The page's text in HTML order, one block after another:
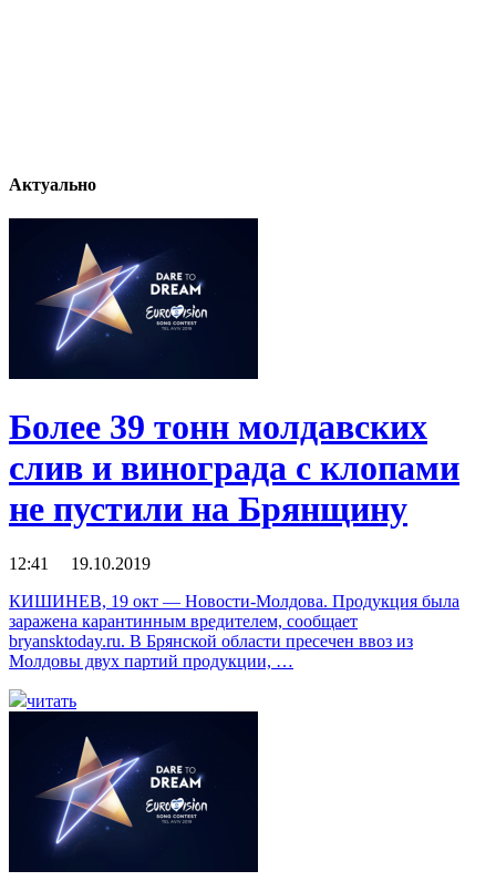
Актуально
Более 39 тонн молдавских
слив и винограда с клопами
не пустили на Брянщину
12:41 19.10.2019
КИШИНЕВ, 19 окт — Новости-Молдова. Продукция была
заражена карантинным вредителем, сообщает
bryansktoday.ru. В Брянской области пресечен ввоз из
Молдовы двух партий продукции, …
читать